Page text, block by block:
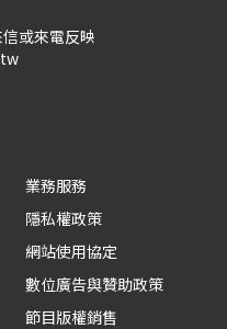
或來電反映
業務服務
隱私權政策
網站使用協定
數位廣告與贊助政策
節目版權銷售